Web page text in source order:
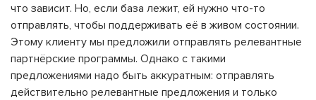
что зависит. Но, если база лежит, ей нужно что-то
отправлять, чтобы поддерживать её в живом состоянии.
Этому клиенту мы предложили отправлять релевантные
партнёрские программы. Однако с такими
предложениями надо быть аккуратным: отправлять
действительно релевантные предложения и только